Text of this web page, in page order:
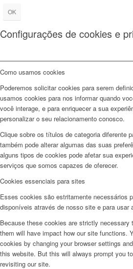
OK
Configurações de cookies e
Como usamos cookies
Poderemos solicitar cookies para serem
usamos cookies para nos informar quando
você interage, e para enriquecer a sua
personalizar o seu relacionamento conosco.
Clique sobre os títulos de categoria diferente
também pode alterar algumas das suas
alguns tipos de cookies pode afetar sua
serviços que somos capazes de oferecer.
Cookies essenciais para sites
Esses cookies são estritamente necessários
disponíveis através de nosso site e para usar
Because these cookies are strictly necessary
them will have impact how our site functions.
cookies by changing your browser settings
this website. But this will always prompt you
revisiting our site.